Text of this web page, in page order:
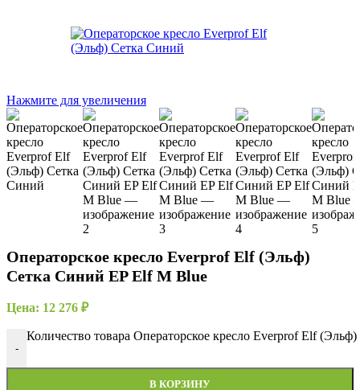
Нажмите для увеличения
Операторское кресло Everprof Elf (Эльф)
Сетка Синий EP Elf M Blue
Цена: 12 276 ₽
-
Количество товара Операторское кресло Everprof Elf
В КОРЗИНУ